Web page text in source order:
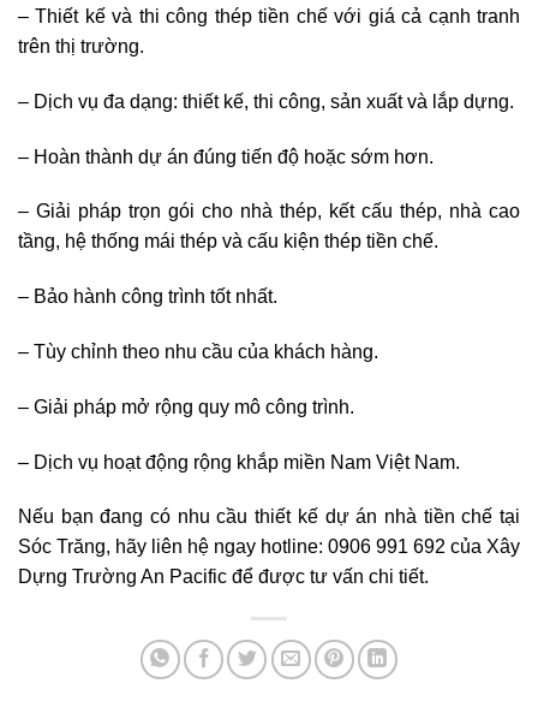
– Thiết kế và thi công thép tiền chế với giá cả cạnh tranh
trên thị trường.
– Dịch vụ đa dạng: thiết kế, thi công, sản xuất và lắp dựng.
– Hoàn thành dự án đúng tiến độ hoặc sớm hơn.
– Giải pháp trọn gói cho nhà thép, kết cấu thép, nhà cao
tầng, hệ thống mái thép và cấu kiện thép tiền chế.
– Bảo hành công trình tốt nhất.
– Tùy chỉnh theo nhu cầu của khách hàng.
– Giải pháp mở rộng quy mô công trình.
– Dịch vụ hoạt động rộng khắp miền Nam Việt Nam.
Nếu bạn đang có nhu cầu thiết kế dự án nhà tiền chế tại
Sóc Trăng, hãy liên hệ ngay hotline: 0906 991 692 của Xây
Dựng Trường An Pacific để được tư vấn chi tiết.